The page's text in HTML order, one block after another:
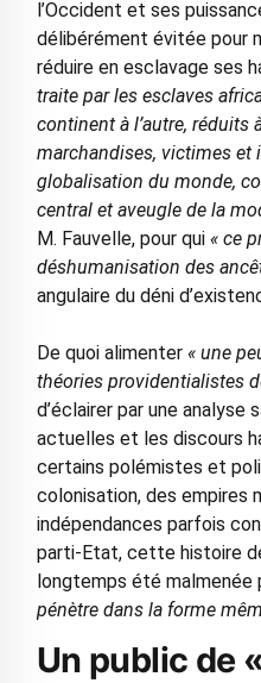
l’Occident et ses
délibérément évitée pour
réduire en esclavage ses
traite par les esclaves
continent à l’autre, réduits
marchandises, victimes et
globalisation du monde,
central et aveugle de la
M. Fauvelle, pour qui « ce
déshumanisation des
angulaire du déni
De quoi alimenter « une
théories providentialistes
d’éclairer par une analyse
actuelles et les discours
certains polémistes et
colonisation, des empires
indépendances parfois
parti-Etat, cette histoire
longtemps été malmenée
pénètre dans la forme
Un public de